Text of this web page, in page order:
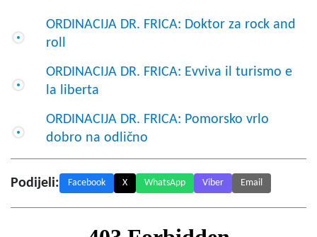
ORDINACIJA DR. FRICA: Doktor za rock and
roll
ORDINACIJA DR. FRICA: Evviva il turismo e
la liberta
ORDINACIJA DR. FRICA: Pomorsko vrlo
dobro na odlično
Podijeli: Facebook X WhatsApp Viber Email